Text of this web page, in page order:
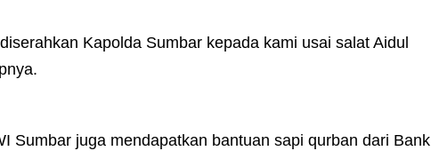
Kapolda Sumbar kepada kami usai salat Aidul
Sumbar juga mendapatkan bantuan sapi qurban dari Bank